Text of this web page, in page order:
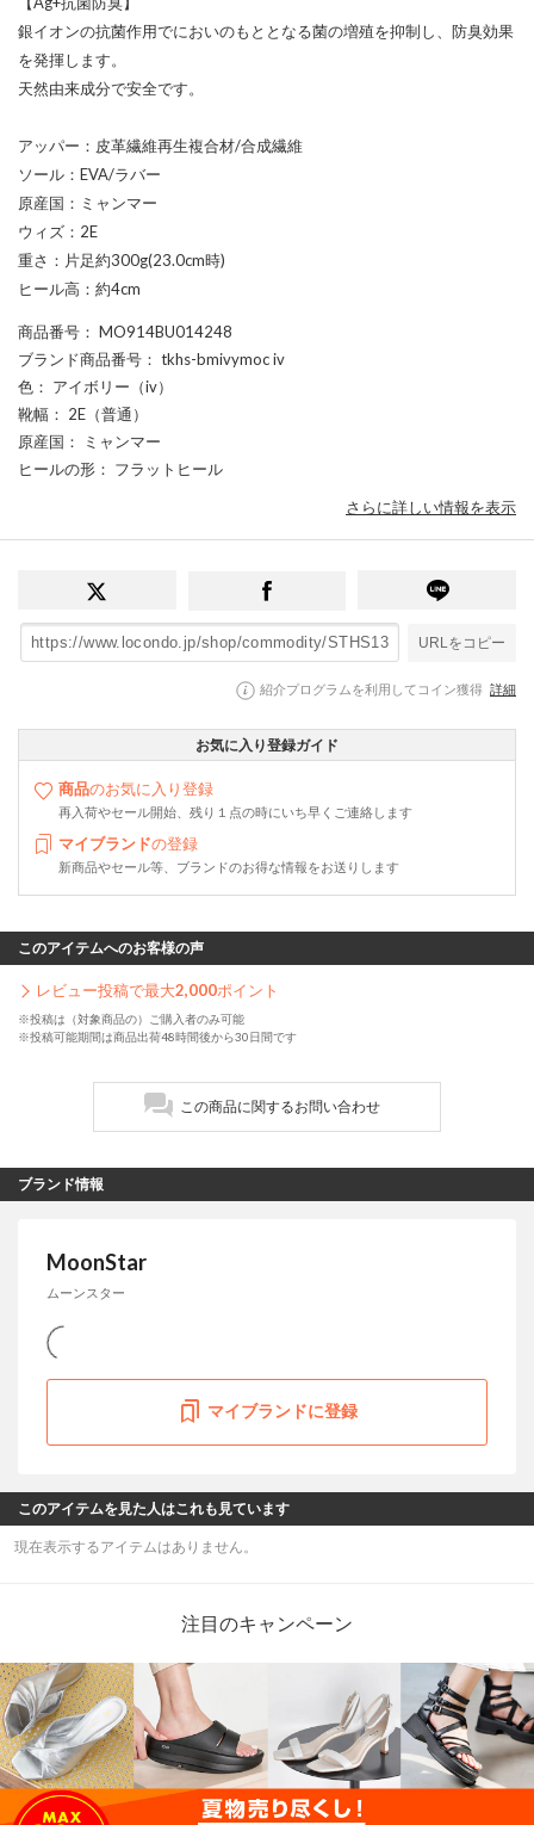
銀イオンの抗菌作用でにおいのもととなる菌の増殖を抑制し、防臭効果
を発揮します。
天然由来成分で安全です。
アッパー：皮革繊維再生複合材/合成繊維
ソール：EVA/ラバー
原産国：ミャンマー
ウィズ：2E
重さ：片足約300g(23.0cm時)
ヒール高：約4cm
商品番号 ： MO914BU014248
ブランド商品番号 ： tkhs-bmivymoc iv
色 ： アイボリー（iv）
靴幅 ： 2E（普通）
原産国 ： ミャンマー
ヒールの形 ： フラットヒール
さらに詳しい情報を表示
URLをコピー
紹介プログラムを利用してコイン獲得 詳細
お気に入り登録ガイド
商品のお気に入り登録
再入荷やセール開始、残り１点の時にいち早くご連絡します
マイブランドの登録
新商品やセール等、ブランドのお得な情報をお送りします
このアイテムへのお客様の声
レビュー投稿で最大2,000ポイント
※投稿は（対象商品の）ご購入者のみ可能
※投稿可能期間は商品出荷48時間後から30日間です
この商品に関するお問い合わせ
ブランド情報
MoonStar
ムーンスター
マイブランドに登録
このアイテムを見た人はこれも見ています
現在表示するアイテムはありません。
注目のキャンペーン